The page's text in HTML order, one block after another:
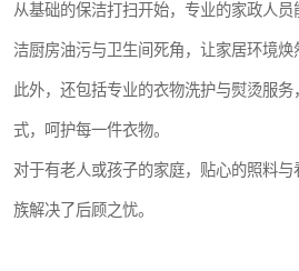
从基础的保洁打扫开始，专业的家政人
洁厨房油污与卫生间死角，让家居环境焕
此外，还包括专业的衣物洗护与熨烫服
式，呵护每一件衣物。
对于有老人或孩子的家庭，贴心的照料
族解决了后顾之忧。